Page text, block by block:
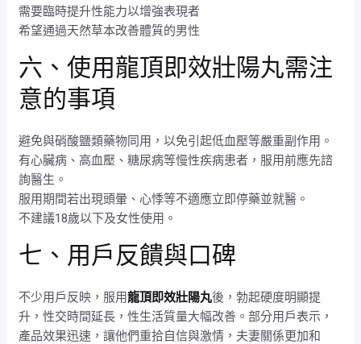
需要臨時提升性能力以增強表現者
希望通過天然草本改善體質的男性
六、使用龍頂即效壯陽丸需注
意的事項
避免與硝酸鹽類藥物同用，以免引起低血壓等嚴重副作用。
有心臟病、高血壓、糖尿病等慢性疾病患者，服用前應先諮
詢醫生。
服用期間若出現頭暈、心悸等不適應立即停藥並就醫。
不建議18歲以下及女性使用。
七、用戶反饋與口碑
不少用戶反映，服用龍頂即效壯陽丸後，勃起硬度明顯提
升，性交時間延長，性生活質量大幅改善。部分用戶表示，
產品效果迅速，讓他們重拾自信與激情，夫妻關係更加和